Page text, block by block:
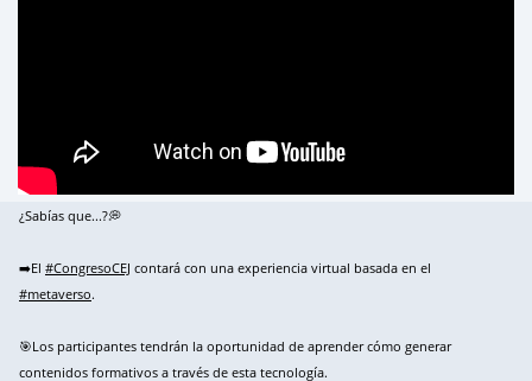
¿Sabías que...?💭
➡️El #CongresoCEJ contará con una experiencia virtual basada en el
#metaverso.
🎯Los participantes tendrán la oportunidad de aprender cómo generar
contenidos formativos a través de esta tecnología.